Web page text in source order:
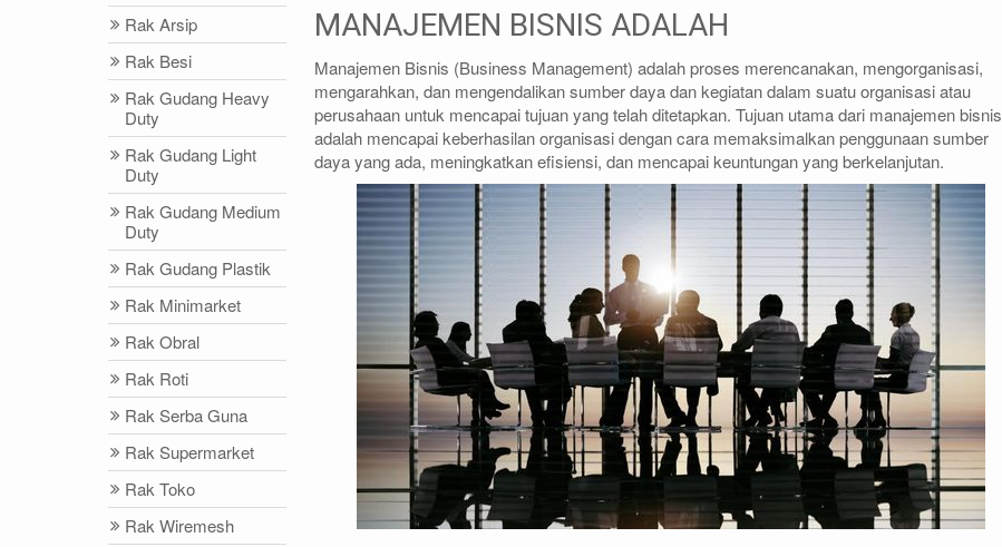
MANAJEMEN BISNIS ADALAH
Manajemen Bisnis (Business Management) adalah proses merencanakan, mengorganisasi,
mengarahkan, dan mengendalikan sumber daya dan kegiatan dalam suatu organisasi atau
perusahaan untuk mencapai tujuan yang telah ditetapkan. Tujuan utama dari manajemen bisnis
adalah mencapai keberhasilan organisasi dengan cara memaksimalkan penggunaan sumber
daya yang ada, meningkatkan efisiensi, dan mencapai keuntungan yang berkelanjutan.
0812-8855-1012(WA)
didin@rajarak.co.id
0812-9678-6785 (WA)
idris@rajarak.co.id
Rak Arsip
Rak Besi
Rak Gudang Heavy
Duty
Rak Gudang Light
Duty
Rak Gudang Medium
Duty
Rak Gudang Plastik
Rak Minimarket
Rak Obral
Rak Roti
Rak Serba Guna
Rak Supermarket
Rak Toko
Rak Wiremesh